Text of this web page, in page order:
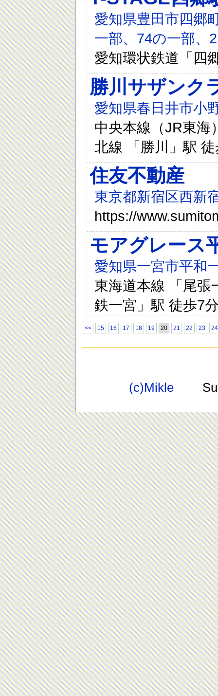
愛知県豊田市四郷
一部、74の一部、
愛知環状鉄道「四
勝川サザンク
愛知県春日井市小
中央本線（JR東海
北線 「勝川」駅
住友不動産
東京都新宿区西新
https://
モアグレース
愛知県一宮市平和
東海道本線 「尾張
鉄一宮」駅 徒歩7
<< 15 16 17 18 19 20 21 22 23 24
(c)Mikle